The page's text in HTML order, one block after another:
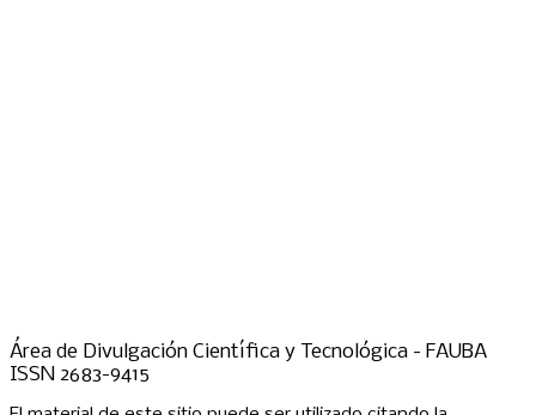
Área de Divulgación Científica y Tecnológica - FAUBA
ISSN 2683-9415